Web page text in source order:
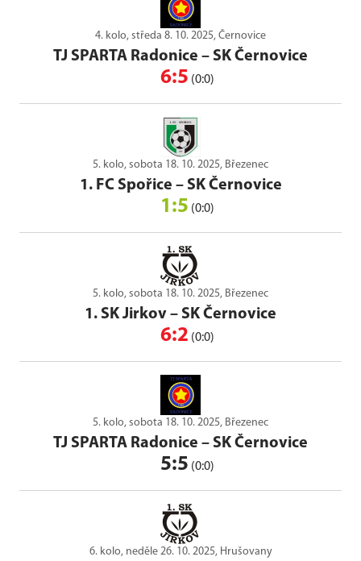
4. kolo, středa 8. 10. 2025, Černovice
TJ SPARTA Radonice – SK Černovice
6:5 (0:0)
5. kolo, sobota 18. 10. 2025, Březenec
1. FC Spořice – SK Černovice
1:5 (0:0)
5. kolo, sobota 18. 10. 2025, Březenec
1. SK Jirkov – SK Černovice
6:2 (0:0)
5. kolo, sobota 18. 10. 2025, Březenec
TJ SPARTA Radonice – SK Černovice
5:5 (0:0)
6. kolo, neděle 26. 10. 2025, Hrušovany